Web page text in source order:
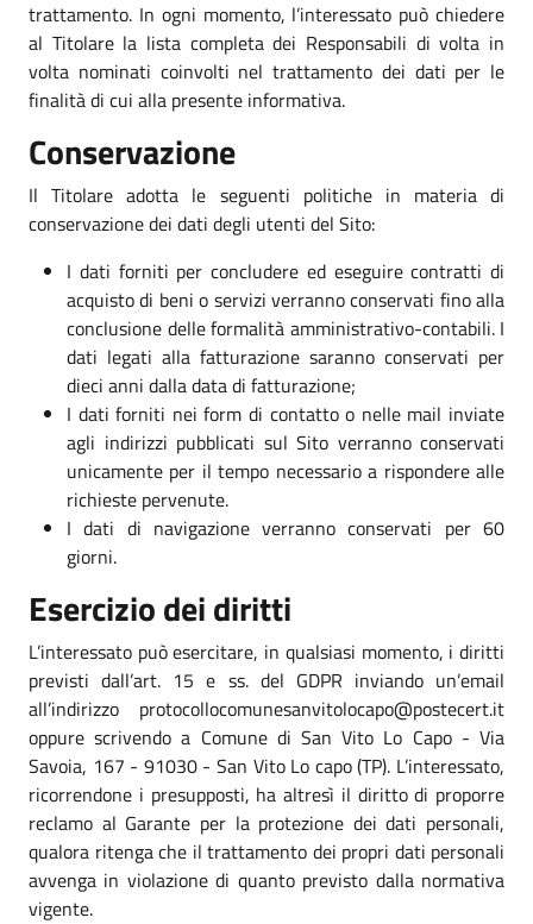
trattamento. In ogni momento, l’interessato può chiedere
al Titolare la lista completa dei Responsabili di volta in
volta nominati coinvolti nel trattamento dei dati per le
finalità di cui alla presente informativa.
Conservazione
Il Titolare adotta le seguenti politiche in materia di
conservazione dei dati degli utenti del Sito:
I dati forniti per concludere ed eseguire contratti di
acquisto di beni o servizi verranno conservati fino alla
conclusione delle formalità amministrativo-contabili. I
dati legati alla fatturazione saranno conservati per
dieci anni dalla data di fatturazione;
I dati forniti nei form di contatto o nelle mail inviate
agli indirizzi pubblicati sul Sito verranno conservati
unicamente per il tempo necessario a rispondere alle
richieste pervenute.
I dati di navigazione verranno conservati per 60
giorni.
Esercizio dei diritti
L’interessato può esercitare, in qualsiasi momento, i diritti
previsti dall’art. 15 e ss. del GDPR inviando un’email
all’indirizzo protocollocomunesanvitolocapo@postecert.it
oppure scrivendo a Comune di San Vito Lo Capo - Via
Savoia, 167 - 91030 - San Vito Lo capo (TP). L’interessato,
ricorrendone i presupposti, ha altresì il diritto di proporre
reclamo al Garante per la protezione dei dati personali,
qualora ritenga che il trattamento dei propri dati personali
avvenga in violazione di quanto previsto dalla normativa
vigente.